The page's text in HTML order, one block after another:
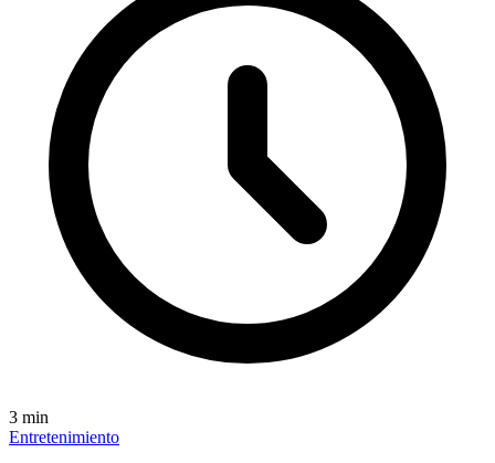
3 min
Entretenimiento